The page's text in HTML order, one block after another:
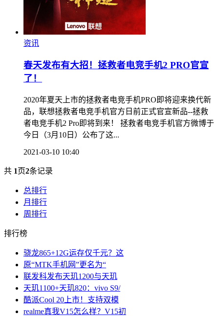
资讯
春天发布有大招！拯救者电竞手机2 PRO官宣
了！
2020年夏天上市的拯救者电竞手机PRO即将迎来换代新
品，联想拯救者电竞手机官方日前正式官宣新品--拯救
者电竞手机2 Pro即将到来！ 拯救者电竞手机官方微博于
今日（3月10日）公布了这...
2021-03-10 10:40
共 1页2条记录
总排行
月排行
周排行
排行榜
骁龙865+12G运存仅千元？这
原“MTK手机网”更名为“
联发科发布天玑1200与天玑
天玑1100+天玑820：vivo S9/
酷派Cool 20上市！支持双模
realme真我V15怎么样？V15初